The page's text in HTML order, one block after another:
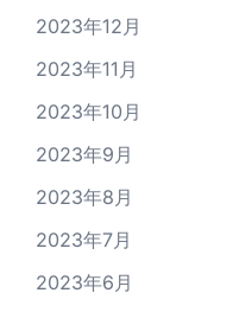
2023年12月
2023年11月
2023年10月
2023年9月
2023年8月
2023年7月
2023年6月